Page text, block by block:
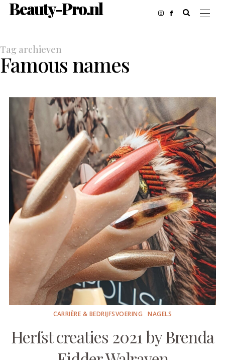
Beauty-Pro.nl
Tag archieven
Famous names
CARRIÈRE & BEDRIJFSVOERING NAGELS
Herfst creaties 2021 by Brenda